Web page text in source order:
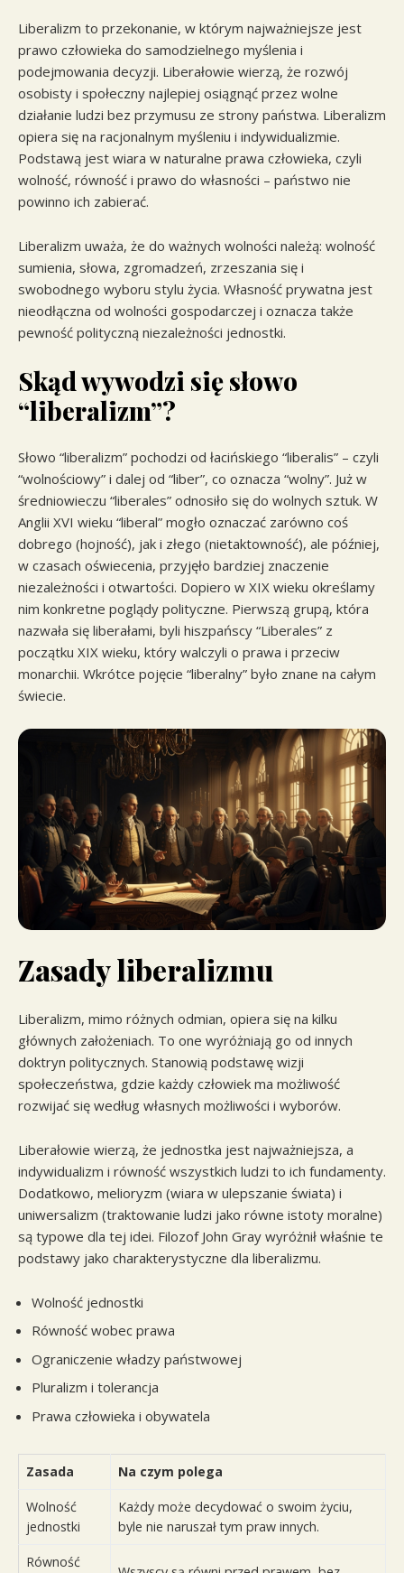
Liberalizm to przekonanie, w którym najważniejsze jest
prawo człowieka do samodzielnego myślenia i
podejmowania decyzji. Liberałowie wierzą, że rozwój
osobisty i społeczny najlepiej osiągnąć przez wolne
działanie ludzi bez przymusu ze strony państwa. Liberalizm
opiera się na racjonalnym myśleniu i indywidualizmie.
Podstawą jest wiara w naturalne prawa człowieka, czyli
wolność, równość i prawo do własności – państwo nie
powinno ich zabierać.
Liberalizm uważa, że do ważnych wolności należą: wolność
sumienia, słowa, zgromadzeń, zrzeszania się i
swobodnego wyboru stylu życia. Własność prywatna jest
nieodłączna od wolności gospodarczej i oznacza także
pewność polityczną niezależności jednostki.
Skąd wywodzi się słowo
“liberalizm”?
Słowo “liberalizm” pochodzi od łacińskiego “liberalis” – czyli
“wolnościowy” i dalej od “liber”, co oznacza “wolny”. Już w
średniowieczu “liberales” odnosiło się do wolnych sztuk. W
Anglii XVI wieku “liberal” mogło oznaczać zarówno coś
dobrego (hojność), jak i złego (nietaktowność), ale później,
w czasach oświecenia, przyjęło bardziej znaczenie
niezależności i otwartości. Dopiero w XIX wieku określamy
nim konkretne poglądy polityczne. Pierwszą grupą, która
nazwała się liberałami, byli hiszpańscy “Liberales” z
początku XIX wieku, który walczyli o prawa i przeciw
monarchii. Wkrótce pojęcie “liberalny” było znane na całym
świecie.
Zasady liberalizmu
Liberalizm, mimo różnych odmian, opiera się na kilku
głównych założeniach. To one wyróżniają go od innych
doktryn politycznych. Stanowią podstawę wizji
społeczeństwa, gdzie każdy człowiek ma możliwość
rozwijać się według własnych możliwości i wyborów.
Liberałowie wierzą, że jednostka jest najważniejsza, a
indywidualizm i równość wszystkich ludzi to ich fundamenty.
Dodatkowo, melioryzm (wiara w ulepszanie świata) i
uniwersalizm (traktowanie ludzi jako równe istoty moralne)
są typowe dla tej idei. Filozof John Gray wyróżnił właśnie te
podstawy jako charakterystyczne dla liberalizmu.
Wolność jednostki
Równość wobec prawa
Ograniczenie władzy państwowej
Pluralizm i tolerancja
Prawa człowieka i obywatela
Zasada Na czym polega
Wolność
jednostki
Każdy może decydować o swoim życiu,
byle nie naruszał tym praw innych.
Równość